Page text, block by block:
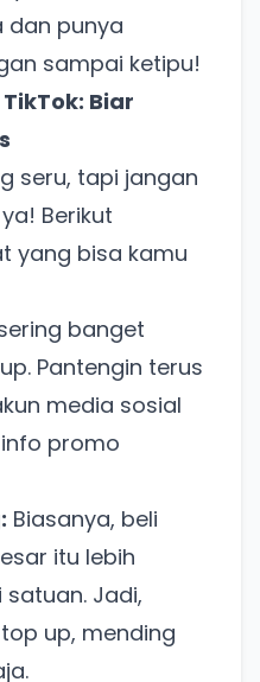
dan punya
sampai ketipu!
Biar
seru, tapi jangan
Berikut
yang bisa kamu
banget
Pantengin terus
media sosial
promo
Biasanya, beli
itu lebih
Jadi,
up, mending